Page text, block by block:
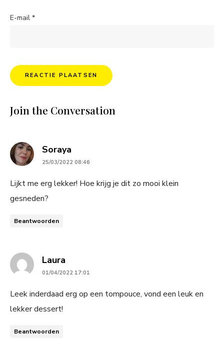
E-mail *
Join the Conversation
Soraya
25/03/2022 08:46
Lijkt me erg lekker! Hoe krijg je dit zo mooi klein
gesneden?
Beantwoorden
Laura
01/04/2022 17:01
Leek inderdaad erg op een tompouce, vond een leuk en
lekker dessert!
Beantwoorden